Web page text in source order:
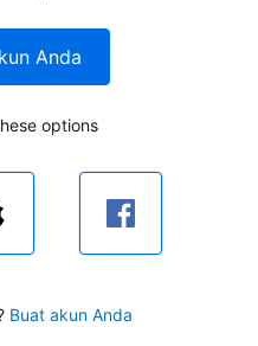
Anda
options
Buat akun Anda